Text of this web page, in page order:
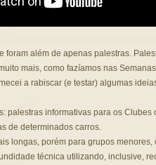
foram além de apenas palestras.
mais, como fazíamos nas
a rabiscar (e testar) algumas
palestras informativas para os Clubes
de determinados carros.
longas, porém para grupos
técnica utilizando, inclusive,